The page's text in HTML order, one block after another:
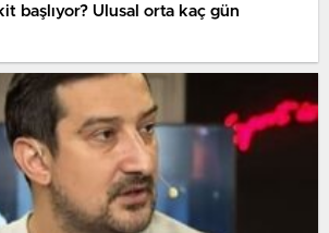
başlıyor? Ulusal orta kaç gün